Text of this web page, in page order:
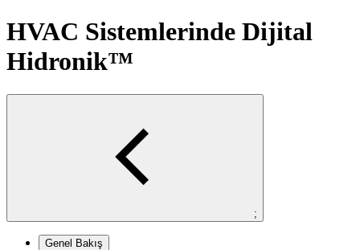
HVAC Sistemlerinde Dijital
Hidronik™
;
Genel Bakış